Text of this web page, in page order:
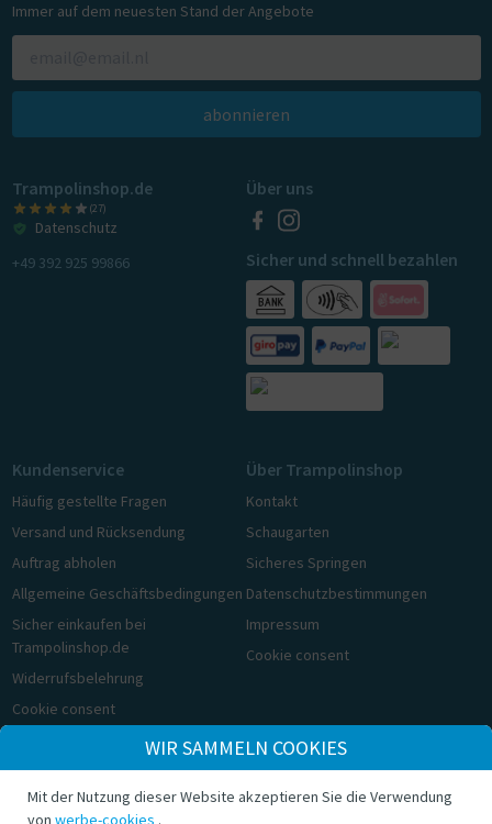
Immer auf dem neuesten Stand der Angebote
abonnieren
Trampolinshop.de
(27)
Datenschutz
+49 392 925 99866
Über uns
Sicher und schnell bezahlen
Kundenservice
Häufig gestellte Fragen
Versand und Rücksendung
Auftrag abholen
Allgemeine Geschäftsbedingungen
Sicher einkaufen bei
Trampolinshop.de
Widerrufsbelehrung
Cookie consent
Über Trampolinshop
Kontakt
Schaugarten
Sicheres Springen
Datenschutzbestimmungen
Impressum
Cookie consent
© Trampolinshop.de 2026
WIR SAMMELN COOKIES
Mit der Nutzung dieser Website akzeptieren Sie die Verwendung
von werbe-cookies .